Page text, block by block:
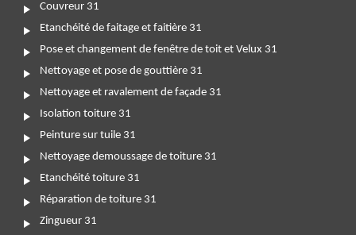
Couvreur 31
Etanchéité de faitage et faitière 31
Pose et changement de fenêtre de toit et Velux 31
Nettoyage et pose de gouttière 31
Nettoyage et ravalement de façade 31
Isolation toiture 31
Peinture sur tuile 31
Nettoyage demoussage de toiture 31
Etanchéité toiture 31
Réparation de toiture 31
Zingueur 31